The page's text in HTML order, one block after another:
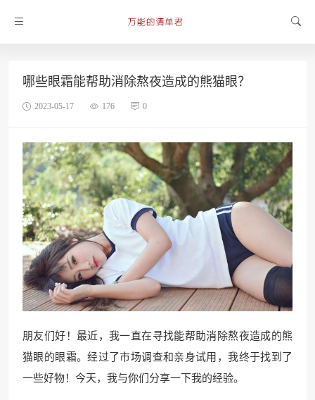
哪些眼霜能帮助消除熬夜造成的熊猫眼？
2023-05-17 176 0
朋友们好！最近，我一直在寻找能帮助消除熬夜造成的熊
猫眼的眼霜。经过了市场调查和亲身试用，我终于找到了
一些好物！今天，我与你们分享一下我的经验。